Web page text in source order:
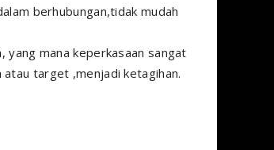
berhubungan,tidak mudah
yang mana keperkasaan sangat
atau target ,menjadi ketagihan.